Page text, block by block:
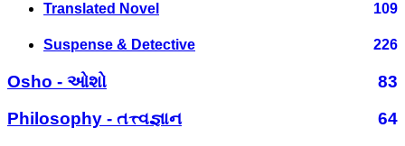
Translated Novel 109
Suspense & Detective 226
Osho - ઓશો
83
Philosophy - તત્ત્વજ્ઞાન
64